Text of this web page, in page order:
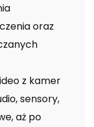
oraz
z kamer
sensory,
aż po